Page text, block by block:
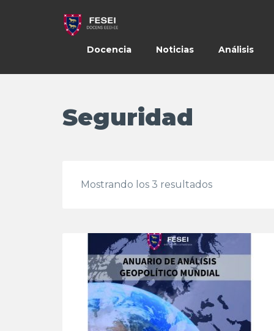
Docencia Noticias Análisis
Seguridad
Mostrando los 3 resultados